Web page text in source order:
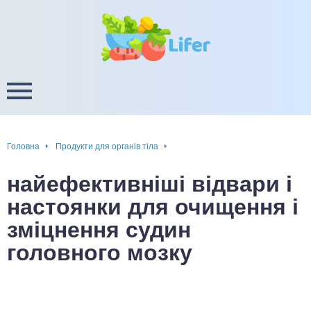
Головна Продукти для органів тіла
найефективніші відвари і
настоянки для очищення і
зміцнення судин
головного мозку
ШКТ
/ звуження судин
енергії, уваги